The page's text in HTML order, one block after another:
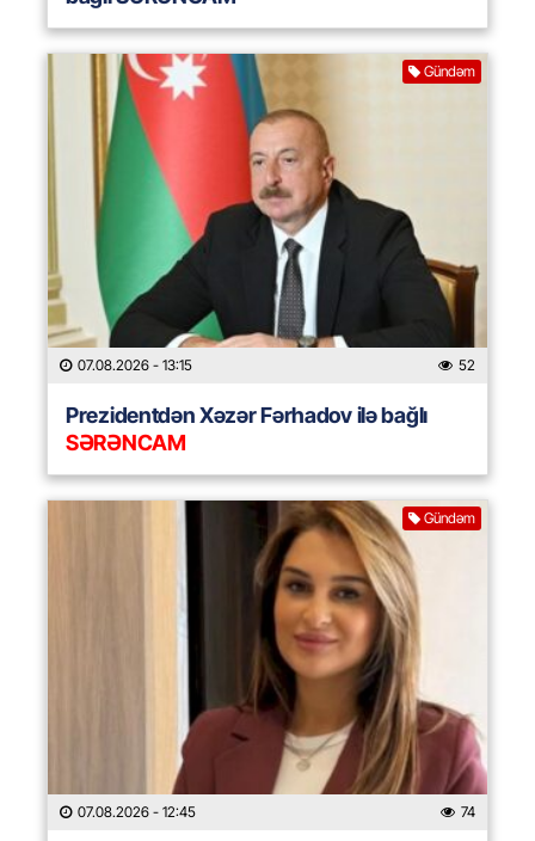
Gündəm
07.08.2026 - 13:15 52
Prezidentdən Xəzər Fərhadov ilə bağlı
SƏRƏNCAM
Gündəm
07.08.2026 - 12:45 74